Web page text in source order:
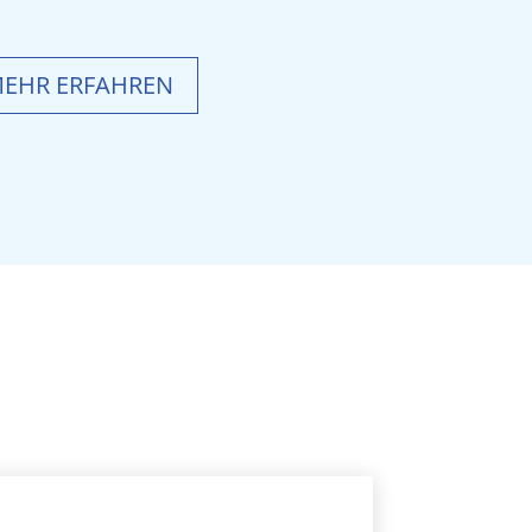
ERFAHREN